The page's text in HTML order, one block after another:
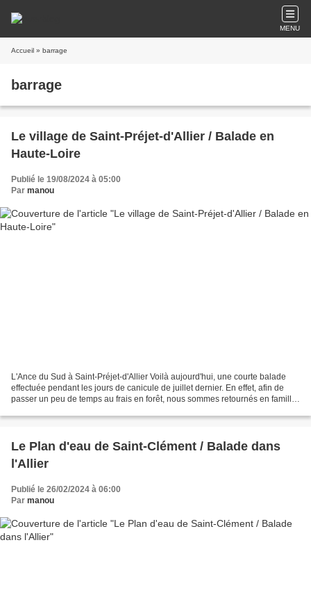
MENU
Accueil » barrage
barrage
Le village de Saint-Préjet-d'Allier / Balade en
Haute-Loire
Publié le 19/08/2024 à 05:00
Par manou
L'Ance du Sud à Saint-Préjet-d'Allier Voilà aujourd'hui, une courte balade
effectuée pendant les jours de canicule de juillet dernier. En effet, afin de
passer un peu de temps au frais en forêt, nous sommes retournés en famille
Le Plan d'eau de Saint-Clément / Balade dans
l'Allier
Publié le 26/02/2024 à 06:00
Par manou